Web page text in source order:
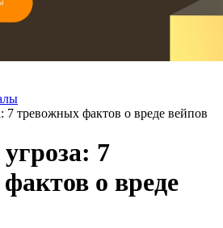
7 тревожных фактов о вреде вейпов
7
о вреде